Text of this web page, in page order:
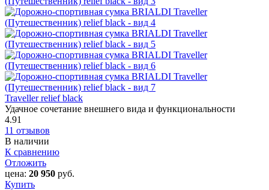
Traveller relief black
Удачное сочетание внешнего вида и функциональности
4.91
11 отзывов
В наличии
К сравнению
Отложить
цена: 20 950 руб.
Купить